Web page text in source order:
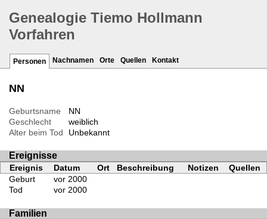
Genealogie Tiemo Hollmann
Vorfahren
Personen Nachnamen Orte Quellen Kontakt
NN
Geburtsname
NN
Geschlecht
weiblich
Alter beim Tod
Unbekannt
Ereignisse
Ereignis Datum Ort Beschreibung Notizen
Quellen
Geburt
vor 2000
Tod
vor 2000
Familien